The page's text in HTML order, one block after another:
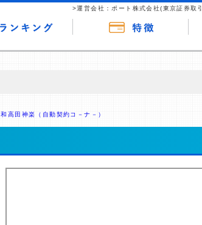
>運営会社：ポート株式会社(東京証券取
高田神楽（自動契約コ－ナ－）